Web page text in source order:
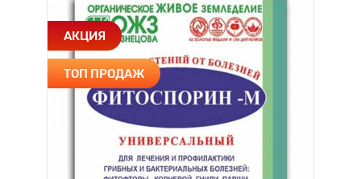
АКЦИЯ
ТОП ПРОДАЖ